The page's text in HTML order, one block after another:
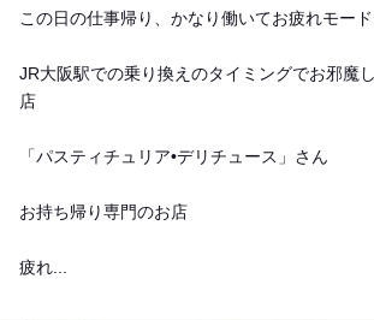
この日の仕事帰り、かなり働いてお疲れモード
JR大阪駅での乗り換えのタイミングでお邪魔
店
「パスティチュリア•デリチュース」さん
お持ち帰り専門のお店
疲れ...